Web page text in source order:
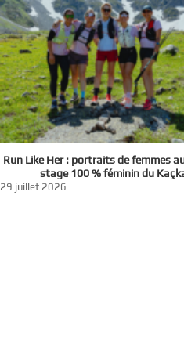
Run Like Her : portraits de femmes
stage 100 % féminin du
29 juillet 2026